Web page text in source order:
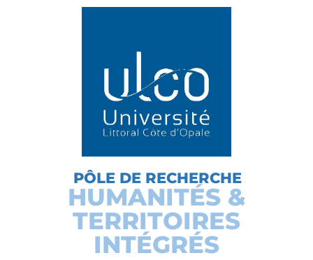
PÔLE DE RECHERCHE
HUMANITÉS &
TERRITOIRES
INTÉGRÉS